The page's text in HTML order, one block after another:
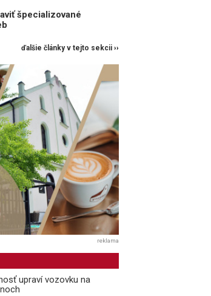
špecializované
ďalšie články v tejto sekcii ››
reklama
upraví vozovku na